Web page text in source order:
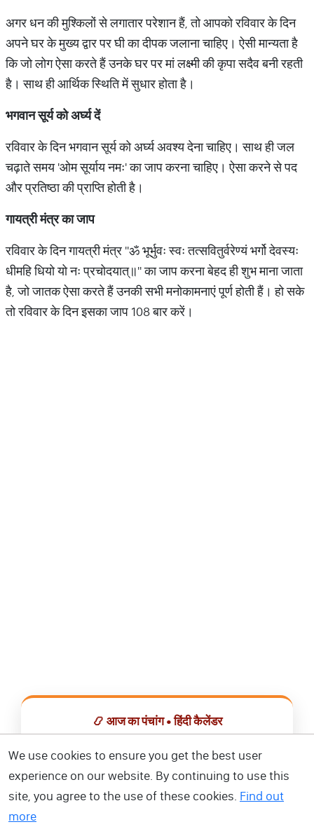
अगर धन की मुश्किलों से लगातार परेशान हैं, तो आपको रविवार के दिन
अपने घर के मुख्य द्वार पर घी का दीपक जलाना चाहिए। ऐसी मान्यता है
कि जो लोग ऐसा करते हैं उनके घर पर मां लक्ष्मी की कृपा सदैव बनी रहती
है। साथ ही आर्थिक स्थिति में सुधार होता है।
भगवान सूर्य को अर्घ्य दें
रविवार के दिन भगवान सूर्य को अर्घ्य अवश्य देना चाहिए। साथ ही जल
चढ़ाते समय 'ओम सूर्याय नमः' का जाप करना चाहिए। ऐसा करने से पद
और प्रतिष्ठा की प्राप्ति होती है।
गायत्री मंत्र का जाप
रविवार के दिन गायत्री मंत्र ''ॐ भूर्भुवः स्वः तत्सवितुर्वरेण्यं भर्गो देवस्यः
धीमहि धियो यो नः प्रचोदयात्॥'' का जाप करना बेहद ही शुभ माना जाता
है, जो जातक ऐसा करते हैं उनकी सभी मनोकामनाएं पूर्ण होती हैं। हो सके
तो रविवार के दिन इसका जाप 108 बार करें।
📿 आज का पंचांग • हिंदी कैलेंडर
📅 हिंदी कैलेंडर ऐप डाउनलोड करें
We use cookies to ensure you get the best user
experience on our website. By continuing to use this
site, you agree to the use of these cookies. Find out
more